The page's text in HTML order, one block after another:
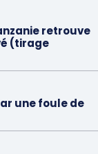
retrouve
(tirage
une foule de